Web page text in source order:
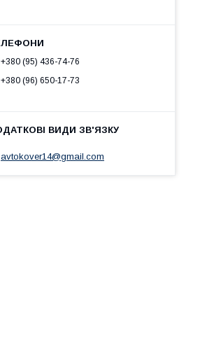
+380 (95) 436-74-76
+380 (96) 650-17-73
avtokover14@gmail.com